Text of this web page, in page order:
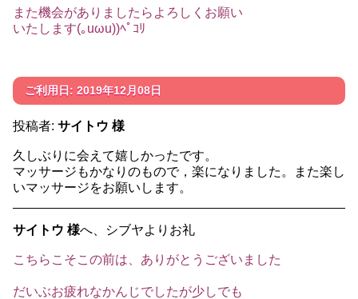
また機会がありましたらよろしくお願い
いたします(｡uωu))ﾍﾟｺﾘ
ご利用日: 2019年12月08日
投稿者: サイトウ 様
久しぶりに会えて嬉しかったです。
マッサージもかなりのもので，楽になりました。また楽し
いマッサージをお願いします。
サイトウ 様へ、シブヤよりお礼
こちらこそこの前は、ありがとうございました
だいぶお疲れなかんじでしたが少しでも